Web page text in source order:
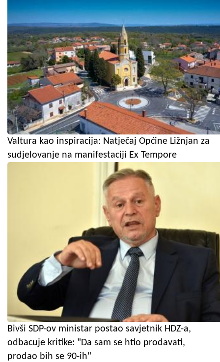
Valtura kao inspiracija: Natječaj Općine Ližnjan za
sudjelovanje na manifestaciji Ex Tempore
Bivši SDP-ov ministar postao savjetnik HDZ-a,
odbacuje kritike: "Da sam se htio prodavati,
prodao bih se 90-ih"